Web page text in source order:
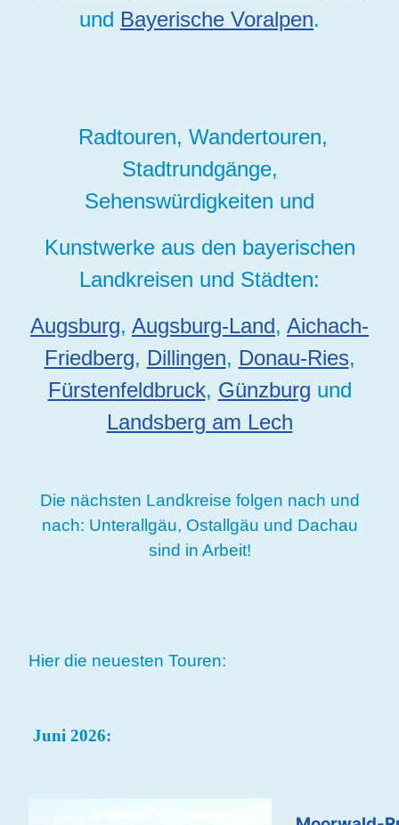
und Bayerische Voralpen.
Radtouren, Wandertouren,
Stadtrundgänge,
Sehenswürdigkeiten und
Kunstwerke aus den bayerischen
Landkreisen und Städten:
Augsburg, Augsburg-Land, Aichach-
Friedberg, Dillingen, Donau-Ries,
Fürstenfeldbruck, Günzburg und
Landsberg am Lech
Die nächsten Landkreise folgen nach und
nach: Unterallgäu, Ostallgäu und Dachau
sind in Arbeit!
Hier die neuesten Touren:
Juni 2026: